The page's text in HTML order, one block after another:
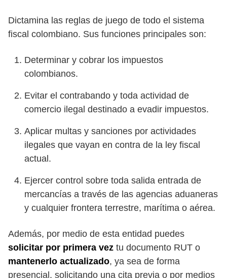
Dictamina las reglas de juego de todo el sistema
fiscal colombiano. Sus funciones principales son:
Determinar y cobrar los impuestos
colombianos.
Evitar el contrabando y toda actividad de
comercio ilegal destinado a evadir impuestos.
Aplicar multas y sanciones por actividades
ilegales que vayan en contra de la ley fiscal
actual.
Ejercer control sobre toda salida entrada de
mercancías a través de las agencias aduaneras
y cualquier frontera terrestre, marítima o aérea.
Además, por medio de esta entidad puedes
solicitar por primera vez tu documento RUT o
mantenerlo actualizado, ya sea de forma
presencial, solicitando una cita previa o por medios